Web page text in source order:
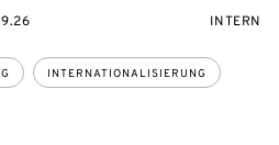
INTERNATIONALISIERUNG
INTERN